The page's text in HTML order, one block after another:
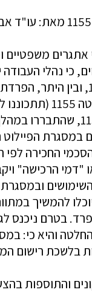
בפני אתגרים
החלטה 471
במסגרת
הרכישה"
להמשיך
והיא כי:
בלשכת רישום
והתוספות